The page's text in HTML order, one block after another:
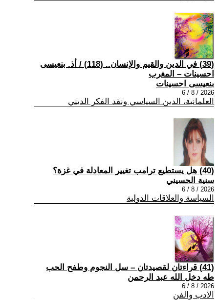
(39) في الدين والقيم والإنسان.. (118) / أذ. بنعيسى
احسينات – المغرب
بنعيسى احسينات
2026 / 8 / 6
العلمانية، الدين السياسي ونقد الفكر الديني
(40) هل يستطيع ترامب تغيير المعادلة في غزة؟
سنية الحسيني
2026 / 8 / 6
السياسة والعلاقات الدولية
(41) قراءتان لقصيدتان – سل النجوم وطفح الحب
طه دخل الله عبد الرحمن
2026 / 8 / 6
الادب والفن